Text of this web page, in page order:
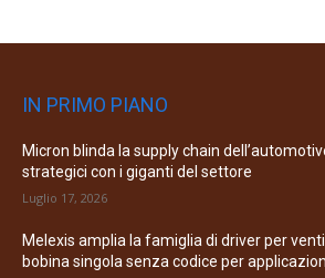
IN PRIMO PIANO
Micron blinda la supply chain
strategici con i giganti del settore
Luglio 17, 2026
Melexis amplia la famiglia di driver per
bobina singola senza codice per